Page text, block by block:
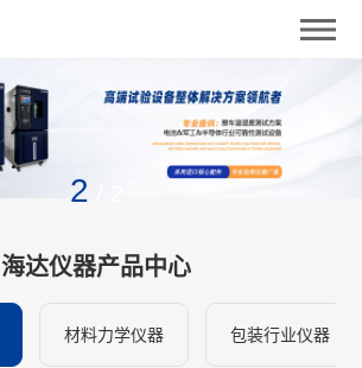
2
海达仪器产品中心
材料力学仪器 包装行业仪器